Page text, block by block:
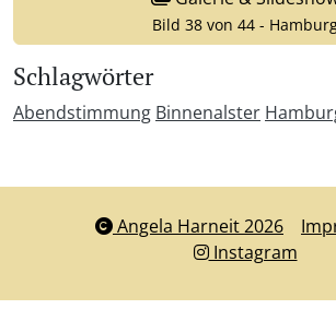
Bild 38 von 44 -
Schlagwörter
Abendstimmung Binnenalster
Angela Harneit 2026
Instagram